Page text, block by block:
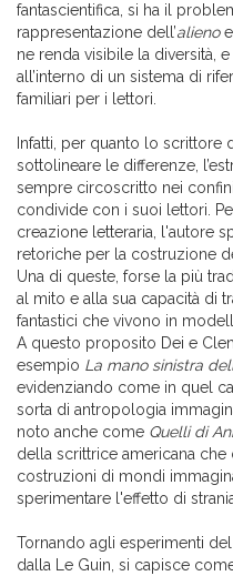
fantascientifica, si ha il
rappresentazione dell’alienoe
ne renda visibile la diversità,
all’interno di un sistema di
familiari per i lettori.
Infatti, per quanto lo scrittore
sottolineare le differenze,
sempre circoscritto nei
condivide con i suoi lettori.
creazione letteraria, l'autore
retoriche per la costruzione
Una di queste, forse la più
al mito e alla sua capacità di
fantastici che vivono in
A questo proposito Dei e
esempio La mano sinistra
evidenziando come in quel
sorta di antropologia
noto anche come Quelli di
della scrittrice americana
costruzioni di mondi
sperimentare l'effetto di
Tornando agli esperimenti
dalla Le Guin, si capisce